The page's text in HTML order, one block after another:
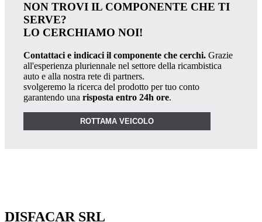
NON TROVI IL COMPONENTE CHE TI
SERVE?
LO CERCHIAMO NOI!
Contattaci e indicaci il componente che cerchi. Grazie
all'esperienza pluriennale nel settore della ricambistica
auto e alla nostra rete di partners.
svolgeremo la ricerca del prodotto per tuo conto
garantendo una risposta entro 24h ore.
ROTTAMA VEICOLO
DISFACAR SRL